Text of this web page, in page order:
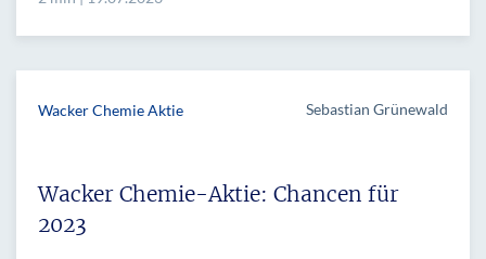
Wacker Chemie Aktie Sebastian Grünewald
Wacker Chemie-Aktie: Chancen für
2023